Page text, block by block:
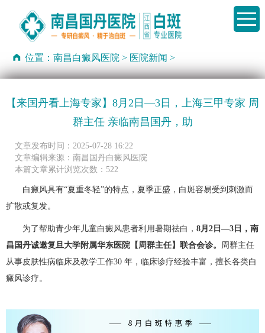
位置：南昌白癜风医院 > 医院新闻 >
【来国丹看上海专家】8月2日—3日，上海三甲专家 周
群主任 亲临南昌国丹，助
文章发布时间：2025-07-28 16:22
文章编辑来源：南昌国丹白癜风医院
本篇文章累计浏览次数：522
白癜风具有“夏重冬轻”的特点，夏季正盛，白斑容易受到刺激而
扩散或复发。
为了帮助青少年儿童白癜风患者利用暑期祛白， 8月2日—3日，南
昌国丹诚邀复旦大学附属华东医院【周群主任】联合会诊。 周群主任
从事皮肤性病临床及教学工作30 年，临床诊疗经验丰富，擅长各类白
癜风诊疗。